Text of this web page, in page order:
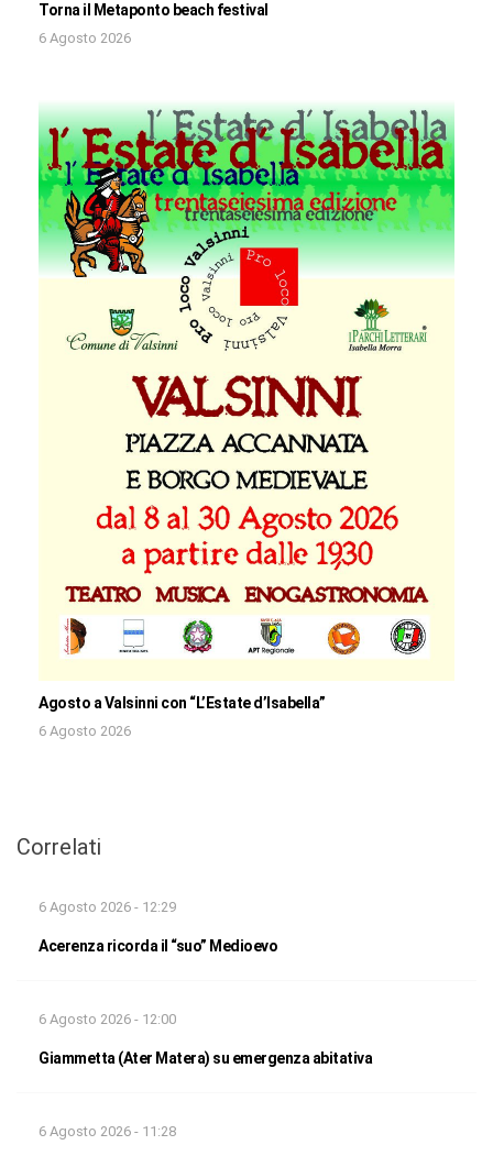
Torna il Metaponto beach festival
6 Agosto 2026
Agosto a Valsinni con “L’Estate d’Isabella”
6 Agosto 2026
Correlati
6 Agosto 2026 - 12:29
Acerenza ricorda il “suo” Medioevo
6 Agosto 2026 - 12:00
Giammetta (Ater Matera) su emergenza abitativa
6 Agosto 2026 - 11:28